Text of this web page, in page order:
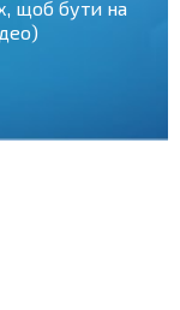
щоб бути на